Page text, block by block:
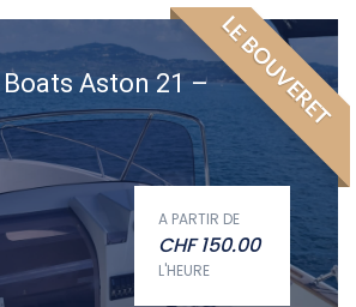
LE BOUVERET
Aston 21 –
A PARTIR DE
CHF150.00
L'HEURE